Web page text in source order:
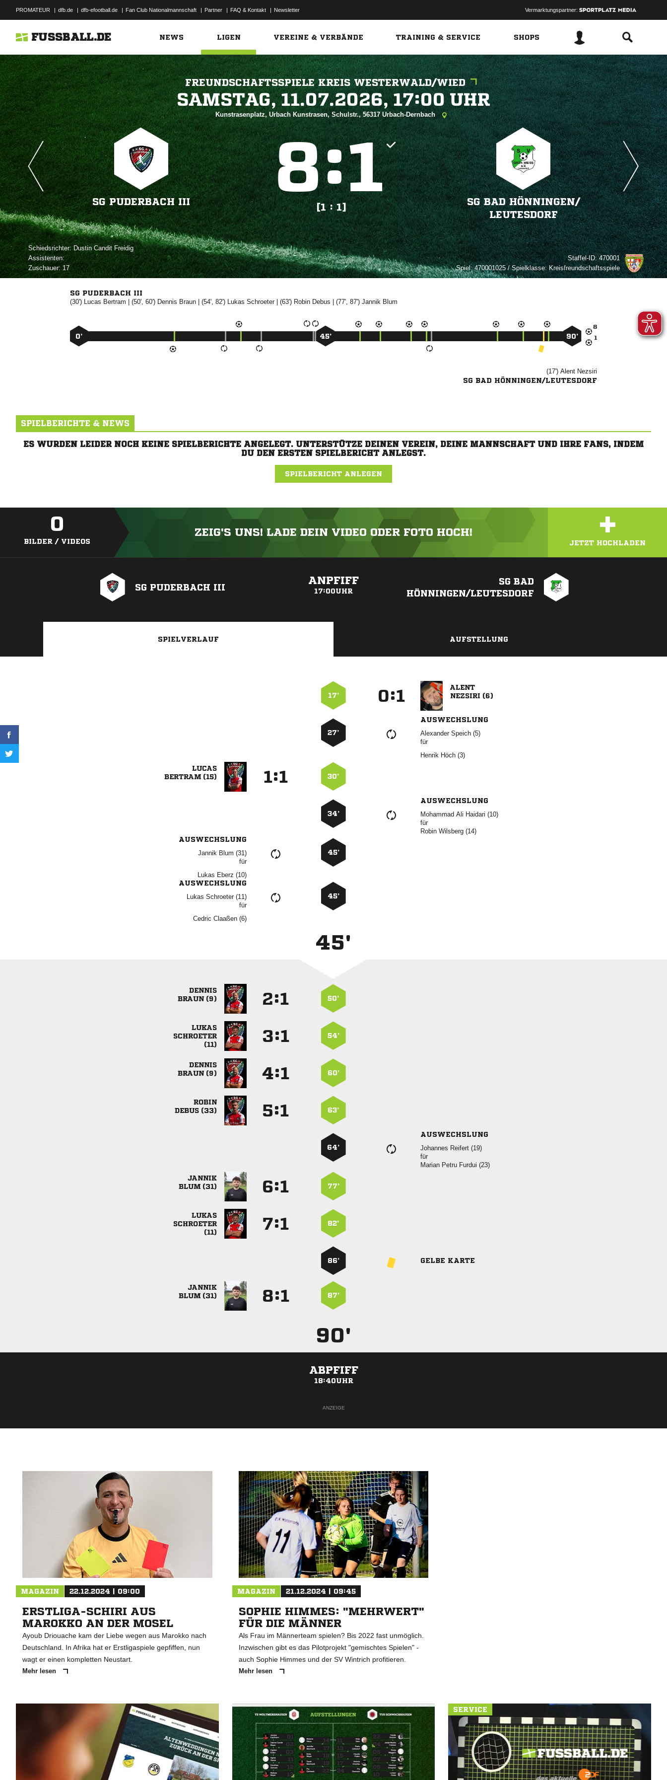
PROMATEUR | dfb.de | dfb-efootball.de | Fan Club Nationalmannschaft | Partner | FAQ & Kontakt | Newsletter Vermarktungspartner:
FUSSBALL.DE NEWS LIGEN VEREINE & VERBÄNDE TRAINING & SERVICE SHOPS
FREUNDSCHAFTSSPIELE KREIS WESTERWALD/WIED
   
Kunstrasenplatz, Urbach Kunstrasen, Schulstr., 56317 Urbach-Dernbach
SG PUDERBACH III
:
[1 : 1]
SG BAD HÖNNINGEN/​
LEUTESDORF
Schiedsrichter:   
Assistenten:
Zuschauer:17
Staffel-ID:470001
Spiel:470001025 / Spielklasse: Kreisfreundschaftsspiele
SG PUDERBACH III
(30')   | (50', 60')  | (54', 82')  | (63')  | (77', 87') 


0’ 45’ 90’
(17') 
SG BAD HÖNNINGEN/LEUTESDORF
SPIELBERICHTE & NEWS
ES WURDEN LEIDER NOCH KEINE SPIELBERICHTE ANGELEGT. UNTERSTÜTZE DEINEN VEREIN, DEINE MANNSCHAFT UND IHRE FANS, INDEM
DU DEN ERSTEN SPIELBERICHT ANLEGST.
SPIELBERICHT ANLEGEN
0
BILDER / VIDEOS
ZEIG'S UNS! LADE DEIN VIDEO ODER FOTO HOCH! +
JETZT HOCHLADEN
SG PUDERBACH III
ANPFIFF
17:00UHR
SG BAD
HÖNNINGEN/LEUTESDORF
SPIELVERLAUF AUFSTELLUNG
17’ :

 
27’
AUSWECHSLUNG
  
für
  

 
: 30’
34’
AUSWECHSLUNG
   
für
  
AUSWECHSLUNG
  
für
  
45’
AUSWECHSLUNG
  
für
  
45’
45'

 
: 50’



: 54’

 
: 60’

 
: 63’
64’
AUSWECHSLUNG
  
für
   

 
: 77’



: 82’
86’ GELBE KARTE

 
: 87’
90'
ABPFIFF
18:40UHR
ANZEIGE
MAGAZIN 22.12.2024 | 09:00
ERSTLIGA-SCHIRI AUS
MAROKKO AN DER MOSEL
Ayoub Driouache kam der Liebe wegen aus Marokko nach
Deutschland. In Afrika hat er Erstligaspiele gepfiffen, nun
wagt er einen kompletten Neustart.
Mehr lesen
MAGAZIN 21.12.2024 | 09:45
SOPHIE HIMMES: "MEHRWERT"
FÜR DIE MÄNNER
Als Frau im Männerteam spielen? Bis 2022 fast unmöglich.
Inzwischen gibt es das Pilotprojekt "gemischtes Spielen" -
auch Sophie Himmes und der SV Wintrich profitieren.
Mehr lesen
SERVICE